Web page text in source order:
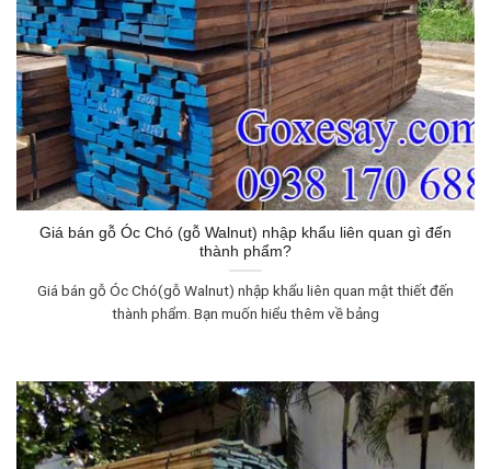
Giá bán gỗ Óc Chó (gỗ Walnut) nhập khẩu liên quan gì đến
thành phẩm?
Giá bán gỗ Óc Chó(gỗ Walnut) nhập khẩu liên quan mật thiết đến
thành phẩm. Bạn muốn hiểu thêm về bảng